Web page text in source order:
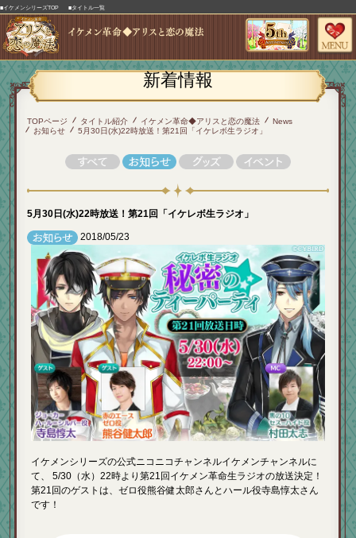
■イケメンシリーズTOP ■タイトル一覧
新着情報
TOPページ タイトル紹介 イケメン革命◆アリスと恋の魔法
News
お知らせ
5月30日(水)22時放送！第21回「イケレボ生ラジオ」
5月30日(水)22時放送！第21回「イケレボ生ラジオ」
2018/05/23
イケメンシリーズの公式ニコニコチャンネルイケメンチャンネルに
て、 5/30（水）22時より第21回イケメン革命生ラジオの放送決定！
第21回のゲストは、ゼロ役熊谷健太郎さんとハール役寺島惇太さん
です！